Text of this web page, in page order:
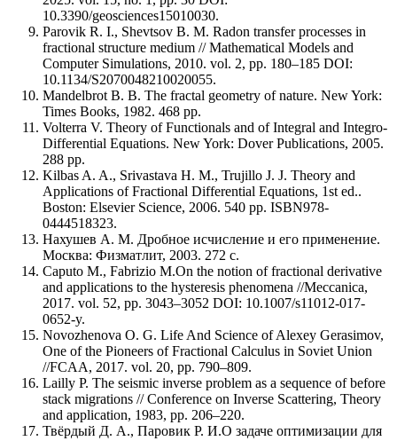
10.3390/geosciences15010030.
Parovik R. I., Shevtsov B. M. Radon transfer processes in
fractional structure medium // Mathematical Models and
Computer Simulations, 2010. vol. 2, pp. 180–185 DOI:
10.1134/S2070048210020055.
Mandelbrot B. B. The fractal geometry of nature. New York:
Times Books, 1982. 468 pp.
Volterra V. Theory of Functionals and of Integral and Integro-
Differential Equations. New York: Dover Publications, 2005.
288 pp.
Kilbas A. A., Srivastava H. M., Trujillo J. J. Theory and
Applications of Fractional Differential Equations, 1st ed..
Boston: Elsevier Science, 2006. 540 pp. ISBN978-
0444518323.
Нахушев А. М. Дробное исчисление и его применение.
Москва: Физматлит, 2003. 272 с.
Caputo M., Fabrizio M.On the notion of fractional derivative
and applications to the hysteresis phenomena //Meccanica,
2017. vol. 52, pp. 3043–3052 DOI: 10.1007/s11012-017-
0652-y.
Novozhenova O. G. Life And Science of Alexey Gerasimov,
One of the Pioneers of Fractional Calculus in Soviet Union
//FCAA, 2017. vol. 20, pp. 790–809.
Lailly P. The seismic inverse problem as a sequence of before
stack migrations // Conference on Inverse Scattering, Theory
and application, 1983, pp. 206–220.
Твёрдый Д. А., Паровик Р. И.О задаче оптимизации для